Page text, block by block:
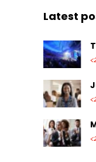
Latest